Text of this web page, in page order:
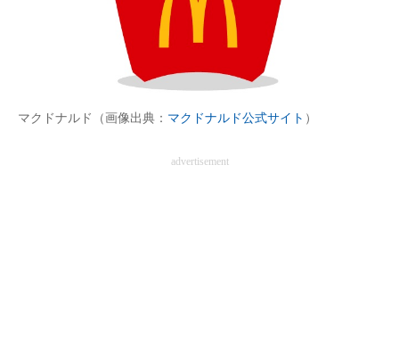
経営リーダーのコミュニティ
マーケ×ITの今がよく分かる
ITエンジニア向け専門サイト
企業向けIT製品の総合サイト
IT製品の技術・比較・事例
マクドナルド（画像出典： マクドナルド公式サイト ）
advertisement